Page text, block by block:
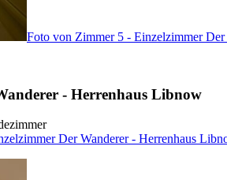
Foto von Zimmer 5 - Einzelzimmer
- Herrenhaus Libnow
Der Wanderer - Herrenhaus